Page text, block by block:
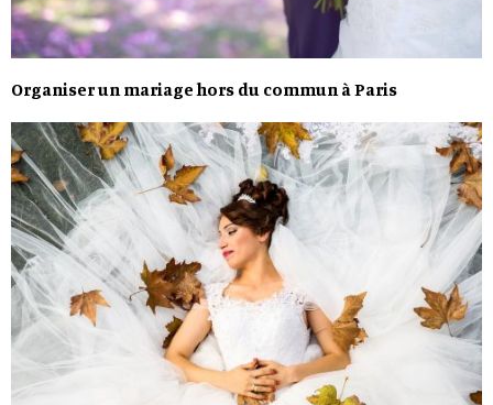
Organiser un mariage hors du commun à Paris